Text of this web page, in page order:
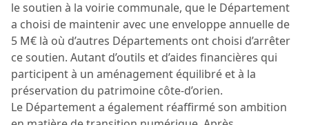
le soutien à la voirie communale, que le Département
a choisi de maintenir avec une enveloppe annuelle de
5 M€ là où d’autres Départements ont choisi d’arrêter
ce soutien. Autant d’outils et d’aides financières qui
participent à un aménagement équilibré et à la
préservation du patrimoine côte-d’orien.
Le Département a également réaffirmé son ambition